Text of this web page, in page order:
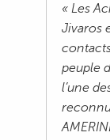
« Les
Jivaros
peuple
l’une